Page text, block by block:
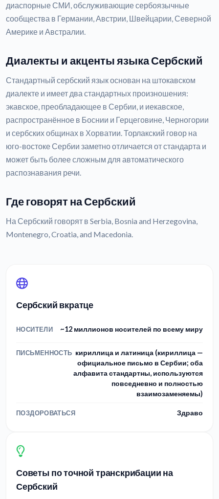
диаспорные СМИ, обслуживающие сербоязычные
сообщества в Германии, Австрии, Швейцарии, Северной
Америке и Австралии.
Диалекты и акценты языка Сербский
Стандартный сербский язык основан на штокавском
диалекте и имеет два стандартных произношения:
экавское, преобладающее в Сербии, и иекавское,
распространённое в Боснии и Герцеговине, Черногории
и сербских общинах в Хорватии. Торлакский говор на
юго-востоке Сербии заметно отличается от стандарта и
может быть более сложным для автоматического
распознавания речи.
Где говорят на Сербский
На Сербский говорят в Serbia, Bosnia and Herzegovina,
Montenegro, Croatia, and Macedonia.
Сербский вкратце
НОСИТЕЛИ ~12 миллионов носителей по всему миру
ПИСЬМЕННОСТЬ кириллица и латиница (кириллица —
официальное письмо в Сербии; оба
алфавита стандартны, используются
повседневно и полностью
взаимозаменяемы)
ПОЗДОРОВАТЬСЯ Здраво
Советы по точной транскрибации на
Сербский